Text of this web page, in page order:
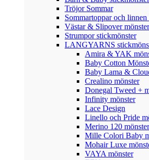
Tröjor Sommar
Sommartoppar och linnen
Västar & Slipover mönster
Strumpor stickmönster
LANGYARNS
Amira & YAK
Baby Cotton
Baby Lama &
Crealino mönster
Donegal Tweed +
Infinity mönster
Lace Design
Linello och Pride
Merino 120 mönster
Mille Colori Baby
Mohair Luxe
VAYA mönster